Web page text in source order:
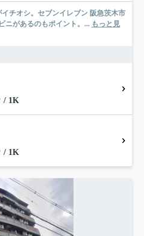
イチオシ。セブンイレブン 阪急茨木市
ニがあるのもポイント。... もっと見
/ 1K
/ 1K